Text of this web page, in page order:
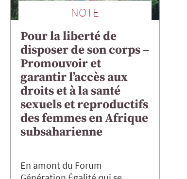
NOTE
Pour la liberté de
disposer de son corps –
Promouvoir et
garantir l’accès aux
droits et à la santé
sexuels et reproductifs
des femmes en Afrique
subsaharienne
En amont du Forum